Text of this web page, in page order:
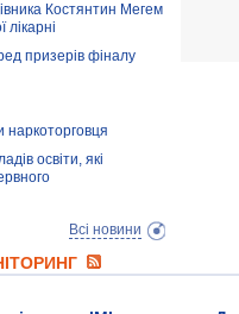
Костянтин Мегем
лікарні
призерів фіналу
наркоторговця
освіти, які
Всі новини